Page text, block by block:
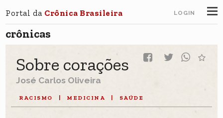
Portal da Crônica Brasileira LOGIN
crônicas
Sobre corações
José Carlos Oliveira
RACISMO MEDICINA SAÚDE